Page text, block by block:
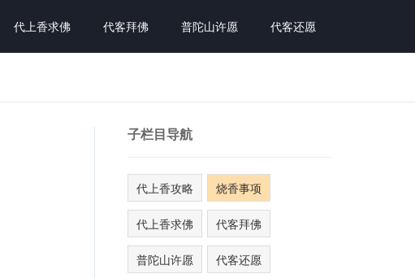
代上香求佛 代客拜佛 普陀山许愿 代客还愿
子栏目导航
代上香攻略 烧香事项
代上香求佛 代客拜佛
普陀山许愿 代客还愿